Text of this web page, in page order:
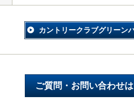
カントリークラブグリーン